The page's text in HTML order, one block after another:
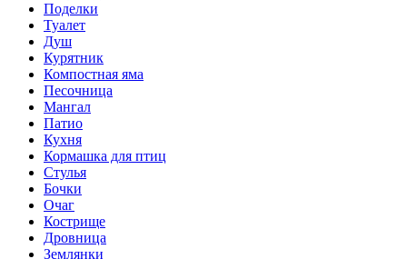
Поделки
Туалет
Душ
Курятник
Компостная яма
Песочница
Мангал
Патио
Кухня
Кормашка для птиц
Стулья
Бочки
Очаг
Кострище
Дровница
Землянки